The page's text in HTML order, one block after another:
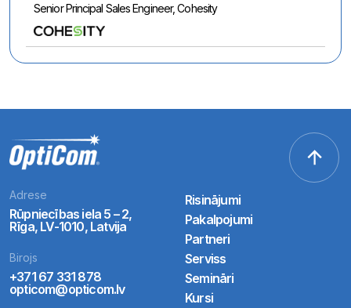
Senior Principal Sales Engineer, Cohesity
Adrese
Rūpniecības iela 5 – 2,
Rīga, LV-1010, Latvija
Birojs
+371 67 331 878
opticom@opticom.lv
Risinājumi
Pakalpojumi
Partneri
Serviss
Semināri
Kursi